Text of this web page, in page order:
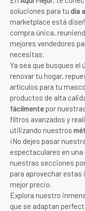
soluciones para tu día
marketplace está
compra única,
mejores vendedores
necesitas.
Ya sea que busques
renovar tu hogar,
artículos para tu
productos de alta
fácilmente por
filtros avanzados y
utilizando nuestros
¡No dejes pasar
espectaculares en
nuestras secciones
para aprovechar
mejor precio.
Explora nuestro
que se adaptan